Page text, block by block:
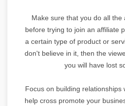
Make sure that you do all the
before trying to join an affiliate
a certain type of product or
don't believe in it, then the
you will have lost
Focus on building relationships
help cross promote your